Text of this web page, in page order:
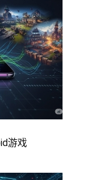
游戏